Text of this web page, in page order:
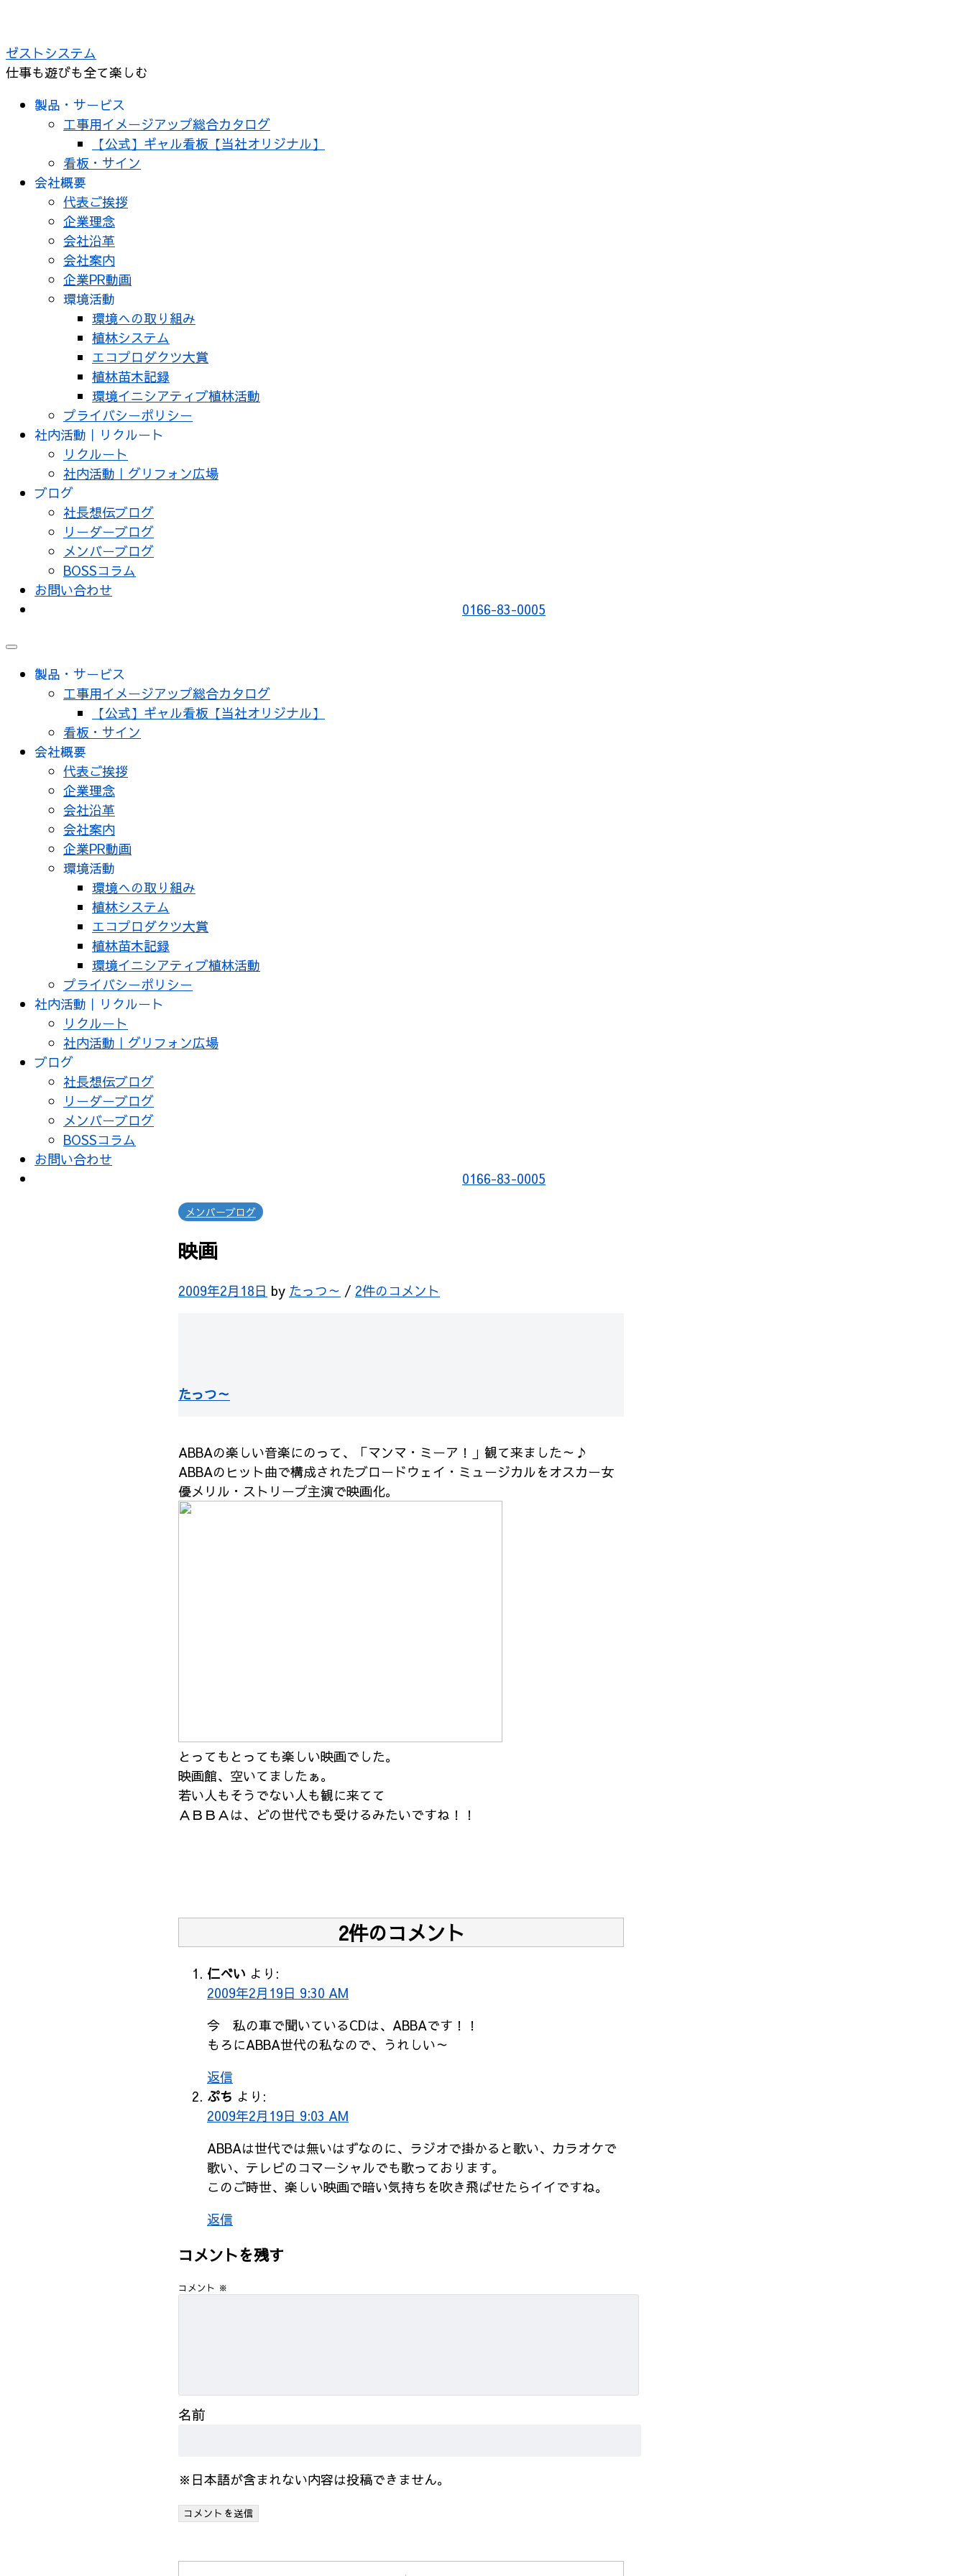
ゼストシステム
仕事も遊びも全て楽しむ
製品・サービス
工事用イメージアップ総合カタログ
【公式】ギャル看板【当社オリジナル】
看板・サイン
会社概要
代表ご挨拶
企業理念
会社沿革
会社案内
企業PR動画
環境活動
環境への取り組み
植林システム
エコプロダクツ大賞
植林苗木記録
環境イニシアティブ植林活動
プライバシーポリシー
社内活動｜リクルート
リクルート
社内活動｜グリフォン広場
ブログ
社長想伝ブログ
リーダーブログ
メンバーブログ
BOSSコラム
お問い合わせ
0166-83-0005
製品・サービス
工事用イメージアップ総合カタログ
【公式】ギャル看板【当社オリジナル】
看板・サイン
会社概要
代表ご挨拶
企業理念
会社沿革
会社案内
企業PR動画
環境活動
環境への取り組み
植林システム
エコプロダクツ大賞
植林苗木記録
環境イニシアティブ植林活動
プライバシーポリシー
社内活動｜リクルート
リクルート
社内活動｜グリフォン広場
ブログ
社長想伝ブログ
リーダーブログ
メンバーブログ
BOSSコラム
お問い合わせ
0166-83-0005
メンバーブログ
映画
2009年2月18日 by たっつ～ / 2件のコメント
たっつ～
ABBAの楽しい音楽にのって、「マンマ・ミーア！」観て来ました～♪
ABBAのヒット曲で構成されたブロードウェイ・ミュージカルをオスカー女
優メリル・ストリープ主演で映画化。
とってもとっても楽しい映画でした。
映画館、空いてましたぁ。
若い人もそうでない人も観に来てて
ＡＢＢＡは、どの世代でも受けるみたいですね！！
2件のコメント
仁べい より:
2009年2月19日 9:30 AM
今 私の車で聞いているCDは、ABBAです！！
もろにABBA世代の私なので、うれしい～
返信
ぷち より:
2009年2月19日 9:03 AM
ABBAは世代では無いはずなのに、ラジオで掛かると歌い、カラオケで
歌い、テレビのコマーシャルでも歌っております。
このご時世、楽しい映画で暗い気持ちを吹き飛ばせたらイイですね。
返信
コメントを残す
コメント ※
名前
※日本語が含まれない内容は投稿できません。